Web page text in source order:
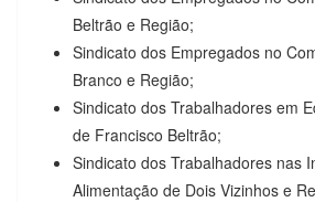
Beltrão e Região;
Sindicato dos Empregados no
Branco e Região;
Sindicato dos Trabalhadores em
de Francisco Beltrão;
Sindicato dos Trabalhadores nas
Alimentação de Dois Vizinhos e